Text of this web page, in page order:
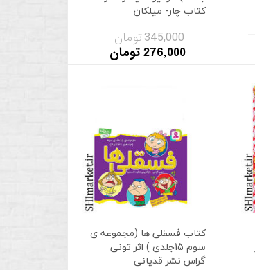
کتاب چار- میلکان
345,000 تومان
276,000 تومان
کتاب فسقلی ها (مجموعه ی
سوم 15جلدی ) اثر تونی
گراس نشر قدیانی